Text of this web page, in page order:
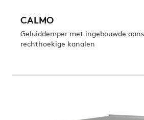
CALMO
Geluiddemper met ingebouwde
rechthoekige kanalen